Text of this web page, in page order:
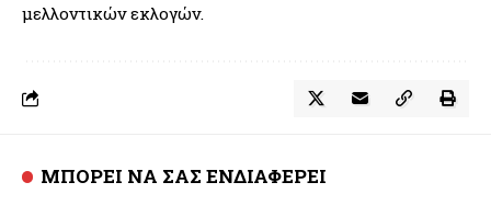
μελλοντικών εκλογών.
ΜΠΟΡΕΙ ΝΑ ΣΑΣ ΕΝΔΙΑΦΕΡΕΙ